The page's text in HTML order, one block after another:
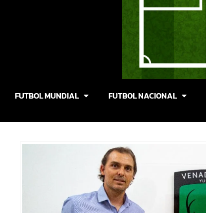
FUTBOL MUNDIAL FUTBOL NACIONAL